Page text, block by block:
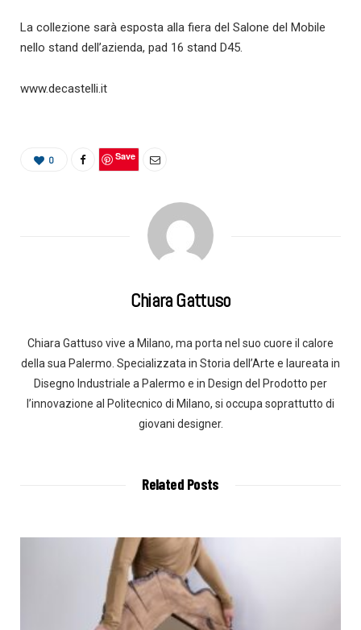
La collezione sarà esposta alla fiera del Salone del Mobile
nello stand dell’azienda, pad 16 stand D45.
www.decastelli.it
0 Save
Chiara Gattuso
Chiara Gattuso vive a Milano, ma porta nel suo cuore il calore
della sua Palermo. Specializzata in Storia dell’Arte e laureata in
Disegno Industriale a Palermo e in Design del Prodotto per
l’innovazione al Politecnico di Milano, si occupa soprattutto di
giovani designer.
Related Posts